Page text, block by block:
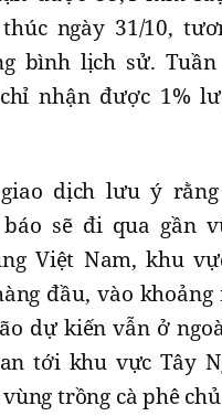
ngày 31/10,
bình lịch sử.
nhận được 1%
dịch lưu ý
sẽ đi qua gần
Việt Nam, khu
đầu, vào khoảng
dự kiến vẫn ở
tới khu vực Tây
trồng cà phê